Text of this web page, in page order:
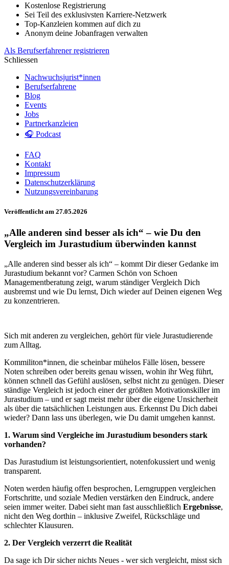
Kostenlose Registrierung
Sei Teil des exklusivsten Karriere-Netzwerk
Top-Kanzleien kommen auf dich zu
Anonym deine Jobanfragen verwalten
Als Berufserfahrener registrieren
Schliessen
Nachwuchsjurist*innen
Berufserfahrene
Blog
Events
Jobs
Partnerkanzleien
🎧 Podcast
FAQ
Kontakt
Impressum
Datenschutzerklärung
Nutzungsvereinbarung
Veröffentlicht am 27.05.2026
„Alle anderen sind besser als ich“ – wie Du den
Vergleich im Jurastudium überwinden kannst
„Alle anderen sind besser als ich“ – kommt Dir dieser Gedanke im
Jurastudium bekannt vor? Carmen Schön von Schoen
Managementberatung zeigt, warum ständiger Vergleich Dich
ausbremst und wie Du lernst, Dich wieder auf Deinen eigenen Weg
zu konzentrieren.
Sich mit anderen zu vergleichen, gehört für viele Jurastudierende
zum Alltag.
Kommiliton*innen, die scheinbar mühelos Fälle lösen, bessere
Noten schreiben oder bereits genau wissen, wohin ihr Weg führt,
können schnell das Gefühl auslösen, selbst nicht zu genügen. Dieser
ständige Vergleich ist jedoch einer der größten Motivationskiller im
Jurastudium – und er sagt meist mehr über die eigene Unsicherheit
als über die tatsächlichen Leistungen aus. Erkennst Du Dich dabei
wieder? Dann lass uns überlegen, wie Du damit umgehen kannst.
1. Warum sind Vergleiche im Jurastudium besonders stark
vorhanden?
Das Jurastudium ist leistungsorientiert, notenfokussiert und wenig
transparent.
Noten werden häufig offen besprochen, Lerngruppen vergleichen
Fortschritte, und soziale Medien verstärken den Eindruck, andere
seien immer weiter. Dabei sieht man fast ausschließlich Ergebnisse,
nicht den Weg dorthin – inklusive Zweifel, Rückschläge und
schlechter Klausuren.
2. Der Vergleich verzerrt die Realität
Da sage ich Dir sicher nichts Neues - wer sich vergleicht, misst sich